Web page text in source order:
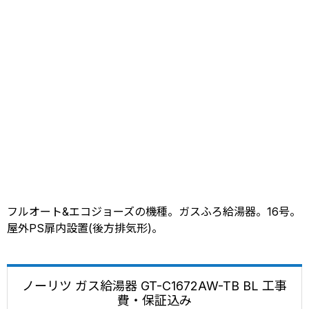
フルオート&エコジョーズの機種。ガスふろ給湯器。16号。
屋外PS扉内設置(後方排気形)。
ノーリツ ガス給湯器 GT-C1672AW-TB BL 工事
費・保証込み